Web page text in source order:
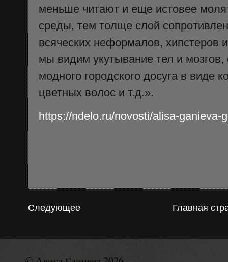
меньше читают и еще истовее
среды, тем толще слой
всяческих неформалов, хипстеров
мы видим укутывание тел и
модного городского досуга в виде
цветных волос и т.д.».
https://ndelo.ru/novosti/alisa-ganieva-
Следующее Главная